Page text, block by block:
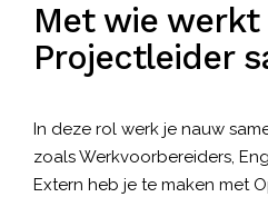
Met wie werkt
Projectleider
In deze rol werk je nauw
zoalsWerkvoorbereiders,
Extern heb je te maken met